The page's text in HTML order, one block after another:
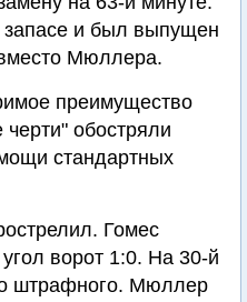
запасе и был выпущен
Мюллера.
преимущество
обостряли
стандартных
Гомес
ворот 1:0. На 30-й
штрафного. Мюллер